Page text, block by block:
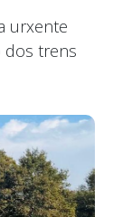
urxente
dos trens